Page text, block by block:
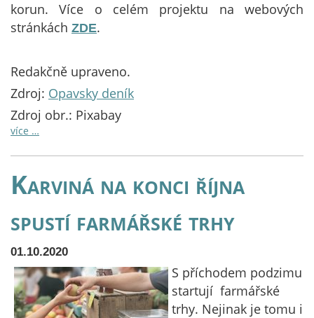
korun. Více o celém projektu na webových
stránkách ZDE.
Redakčně upraveno.
Zdroj: Opavsky deník
Zdroj obr.: Pixabay
více …
Karviná na konci října
spustí farmářské trhy
01.10.2020
S příchodem podzimu
startují farmářské
trhy. Nejinak je tomu i